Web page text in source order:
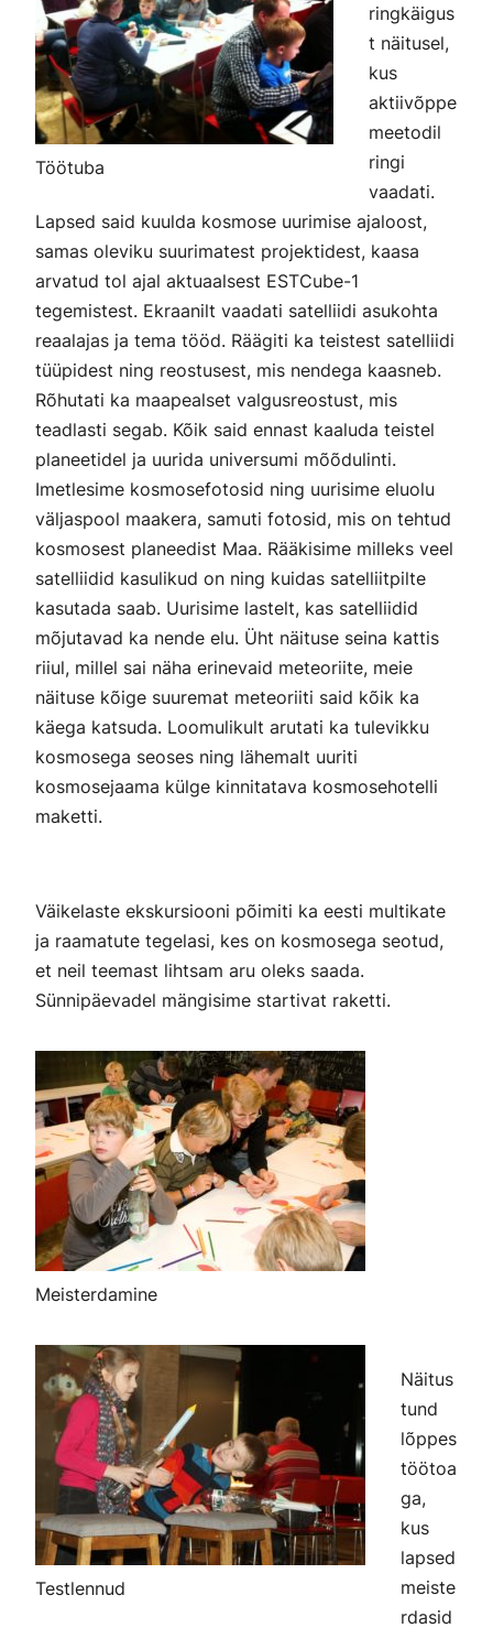
Töötuba
ringkäigus
t näitusel,
kus
aktiivõppe
meetodil
ringi
vaadati.
Lapsed said kuulda kosmose uurimise ajaloost,
samas oleviku suurimatest projektidest, kaasa
arvatud tol ajal aktuaalsest ESTCube-1
tegemistest. Ekraanilt vaadati satelliidi asukohta
reaalajas ja tema tööd. Räägiti ka teistest satelliidi
tüüpidest ning reostusest, mis nendega kaasneb.
Rõhutati ka maapealset valgusreostust, mis
teadlasti segab. Kõik said ennast kaaluda teistel
planeetidel ja uurida universumi mõõdulinti.
Imetlesime kosmosefotosid ning uurisime eluolu
väljaspool maakera, samuti fotosid, mis on tehtud
kosmosest planeedist Maa. Rääkisime milleks veel
satelliidid kasulikud on ning kuidas satelliitpilte
kasutada saab. Uurisime lastelt, kas satelliidid
mõjutavad ka nende elu. Üht näituse seina kattis
riiul, millel sai näha erinevaid meteoriite, meie
näituse kõige suuremat meteoriiti said kõik ka
käega katsuda. Loomulikult arutati ka tulevikku
kosmosega seoses ning lähemalt uuriti
kosmosejaama külge kinnitatava kosmosehotelli
maketti.
Väikelaste ekskursiooni põimiti ka eesti multikate
ja raamatute tegelasi, kes on kosmosega seotud,
et neil teemast lihtsam aru oleks saada.
Sünnipäevadel mängisime startivat raketti.
Meisterdamine
Testlennud
Näitus
tund
lõppes
töötoa
ga,
kus
lapsed
meiste
rdasid